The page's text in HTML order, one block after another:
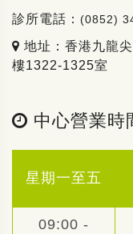
診所電話： (0852)
地址：香港九龍
樓1322-1325室
中心營業時
星期一至五
09:00 -